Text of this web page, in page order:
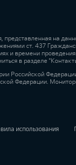
на
ст. 437
и времени
в разделе
Российской
Федерации.
использования